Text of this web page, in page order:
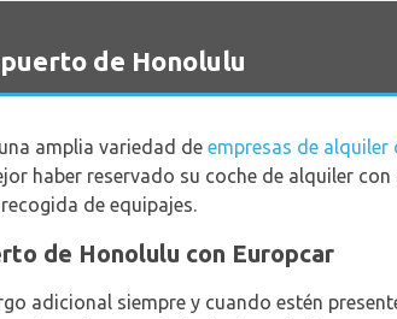
de Honolulu
amplia variedad de empresas de alquiler
haber reservado su coche de alquiler
de equipajes.
de Honolulu con Europcar
adicional siempre y cuando estén